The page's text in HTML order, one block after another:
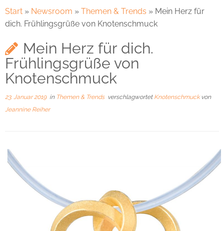
Start » Newsroom » Themen & Trends » Mein Herz für
dich. Frühlingsgrüße von Knotenschmuck
Mein Herz für dich.
Frühlingsgrüße von
Knotenschmuck
23. Januar 2019in Themen & Trends verschlagwortet Knotenschmuck von
Jeannine Reiher